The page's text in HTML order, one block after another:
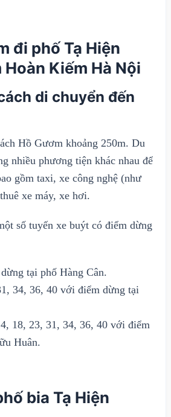
đi phố Tạ Hiện
Hoàn Kiếm Hà Nội
di chuyển đến
Hồ Gươm khoảng 250m. Du
nhiều phương tiện khác nhau để
gồm taxi, xe công nghệ (như
xe máy, xe hơi.
số tuyến xe buýt có điểm dừng
tại phố Hàng Cân.
34, 36, 40 với điểm dừng tại
18, 23, 31, 34, 36, 40 với điểm
Huân.
bia Tạ Hiện